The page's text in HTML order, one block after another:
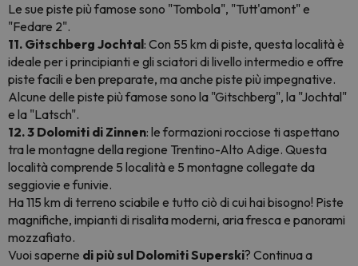
Le sue piste più famose sono "Tombola", "Tutt'amont" e
"Fedare 2".
11. Gitschberg Jochtal: Con 55 km di piste, questa località è
ideale per i principianti e gli sciatori di livello intermedio e offre
piste facili e ben preparate, ma anche piste più impegnative.
Alcune delle piste più famose sono la "Gitschberg", la "Jochtal"
e la "Latsch".
12. 3 Dolomiti di Zinnen: le formazioni rocciose ti aspettano
tra le montagne della regione Trentino-Alto Adige. Questa
località comprende 5 località e 5 montagne collegate da
seggiovie e funivie.
Ha 115 km di terreno sciabile e tutto ciò di cui hai bisogno! Piste
magnifiche, impianti di risalita moderni, aria fresca e panorami
mozzafiato.
Vuoi saperne di più sul Dolomiti Superski? Continua a